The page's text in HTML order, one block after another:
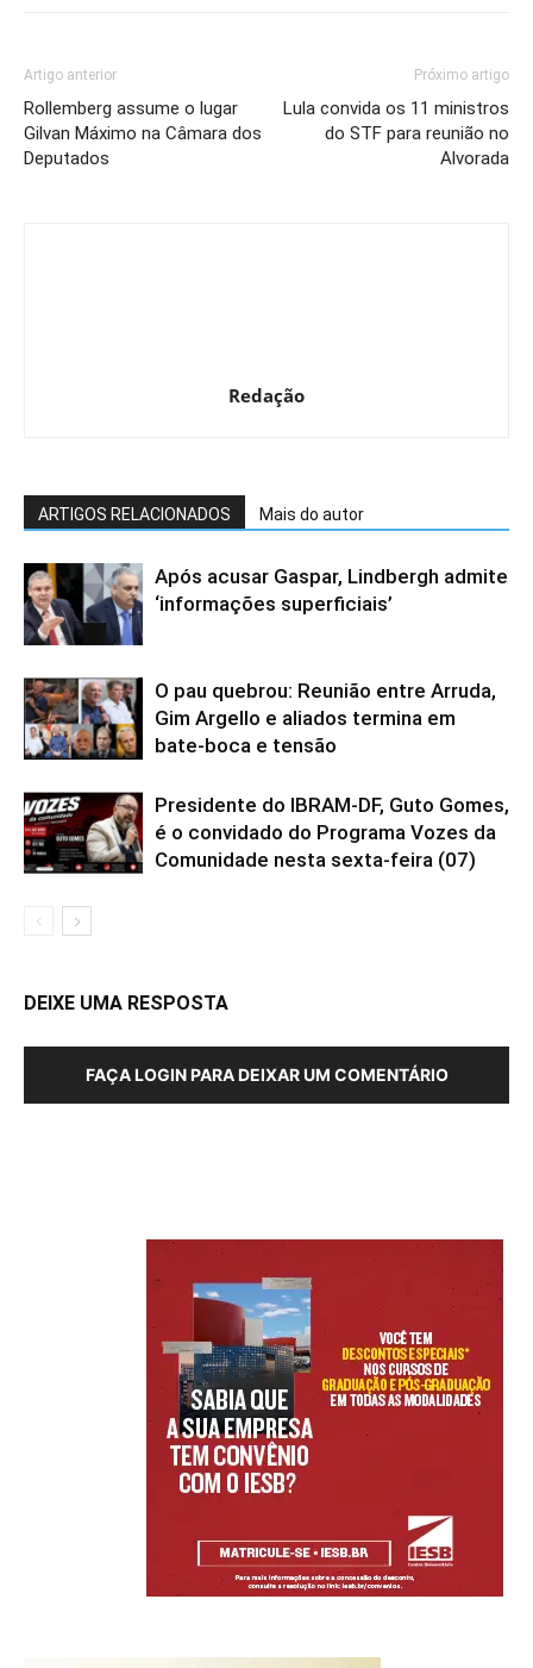
Artigo anterior
Rollemberg assume o lugar
Gilvan Máximo na Câmara dos
Deputados
Próximo artigo
Lula convida os 11 ministros
do STF para reunião no
Alvorada
Redação
ARTIGOS RELACIONADOS Mais do autor
Após acusar Gaspar, Lindbergh admite
‘informações superficiais’
O pau quebrou: Reunião entre Arruda,
Gim Argello e aliados termina em
bate-boca e tensão
Presidente do IBRAM-DF, Guto Gomes,
é o convidado do Programa Vozes da
Comunidade nesta sexta-feira (07)
DEIXE UMA RESPOSTA
FAÇA LOGIN PARA DEIXAR UM COMENTÁRIO